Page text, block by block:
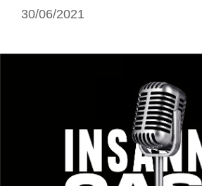
30/06/2021